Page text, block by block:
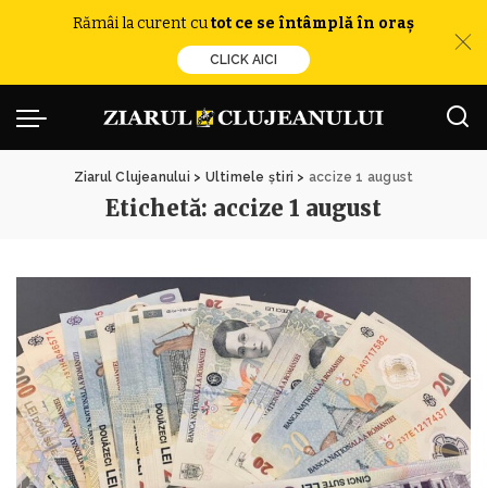
Rămâi la curent cutot ce se întâmplă în oraș
CLICK AICI
Ziarul Clujeanului > Ultimele știri > accize 1 august
Etichetă: accize 1 august